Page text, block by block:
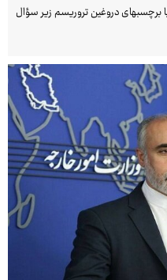
دروغین تروریسم زیر سؤال